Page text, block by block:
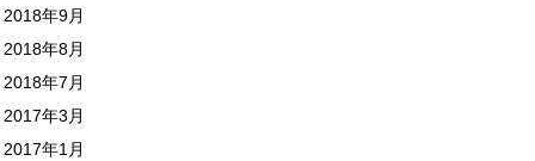
2018年9月
2018年8月
2018年7月
2017年3月
2017年1月